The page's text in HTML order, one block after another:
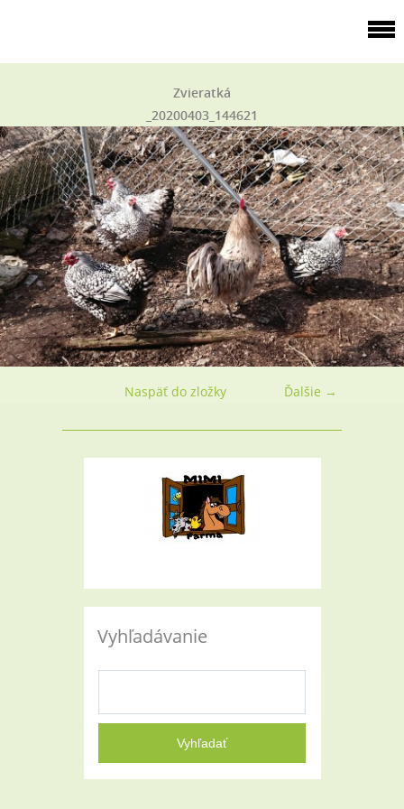
Zvieratká
_20200403_144621
Ďalšie →
Naspäť do zložky
Vyhľadávanie